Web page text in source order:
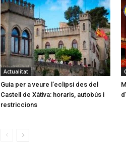
Actualitat
Guia per a veure l’eclipsi des del
Castell de Xàtiva: horaris, autobús i
restriccions